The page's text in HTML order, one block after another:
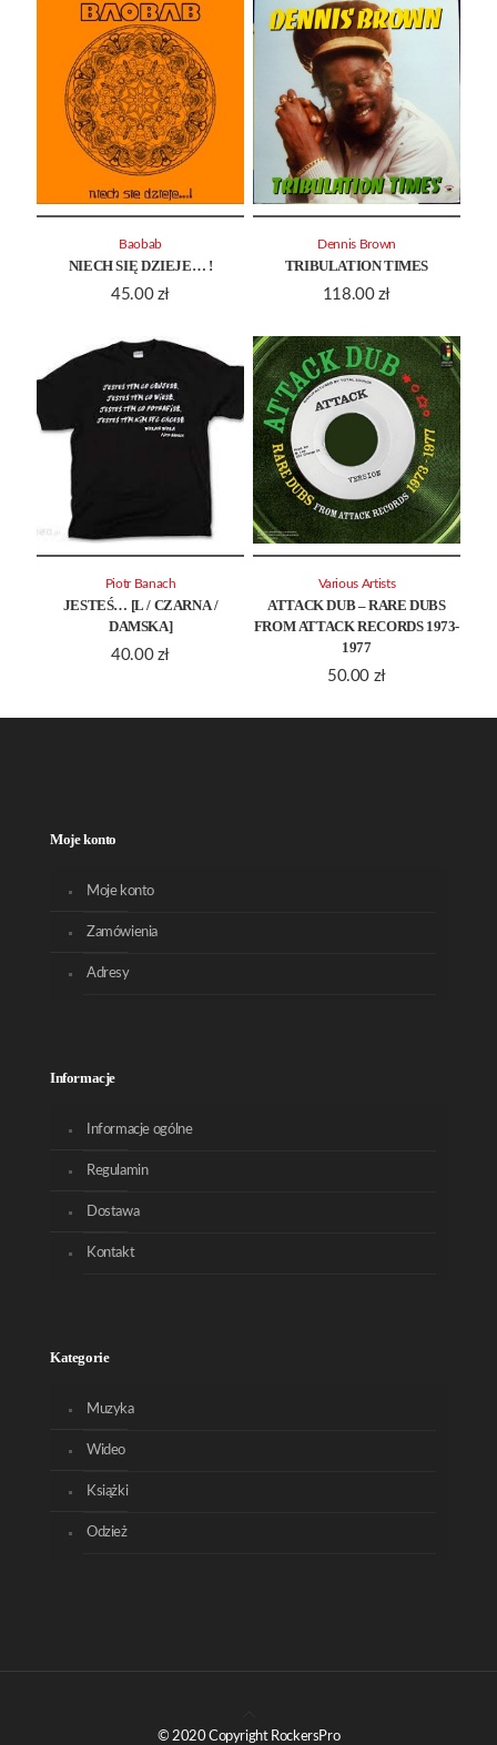
NIECH SIĘ DZIEJE… !
45.00 zł
Baobab
TRIBULATION TIMES
118.00 zł
Dennis Brown
JESTEŚ… [L / CZARNA /
DAMSKA]
40.00 zł
Piotr Banach
ATTACK DUB – RARE DUBS
FROM ATTACK RECORDS 1973-
1977
50.00 zł
Various Artists
Moje konto
Moje konto
Zamówienia
Adresy
Informacje
Informacje ogólne
Regulamin
Dostawa
Kontakt
Kategorie
Muzyka
Wideo
Książki
Odzież
© 2020 Copyright RockersPro